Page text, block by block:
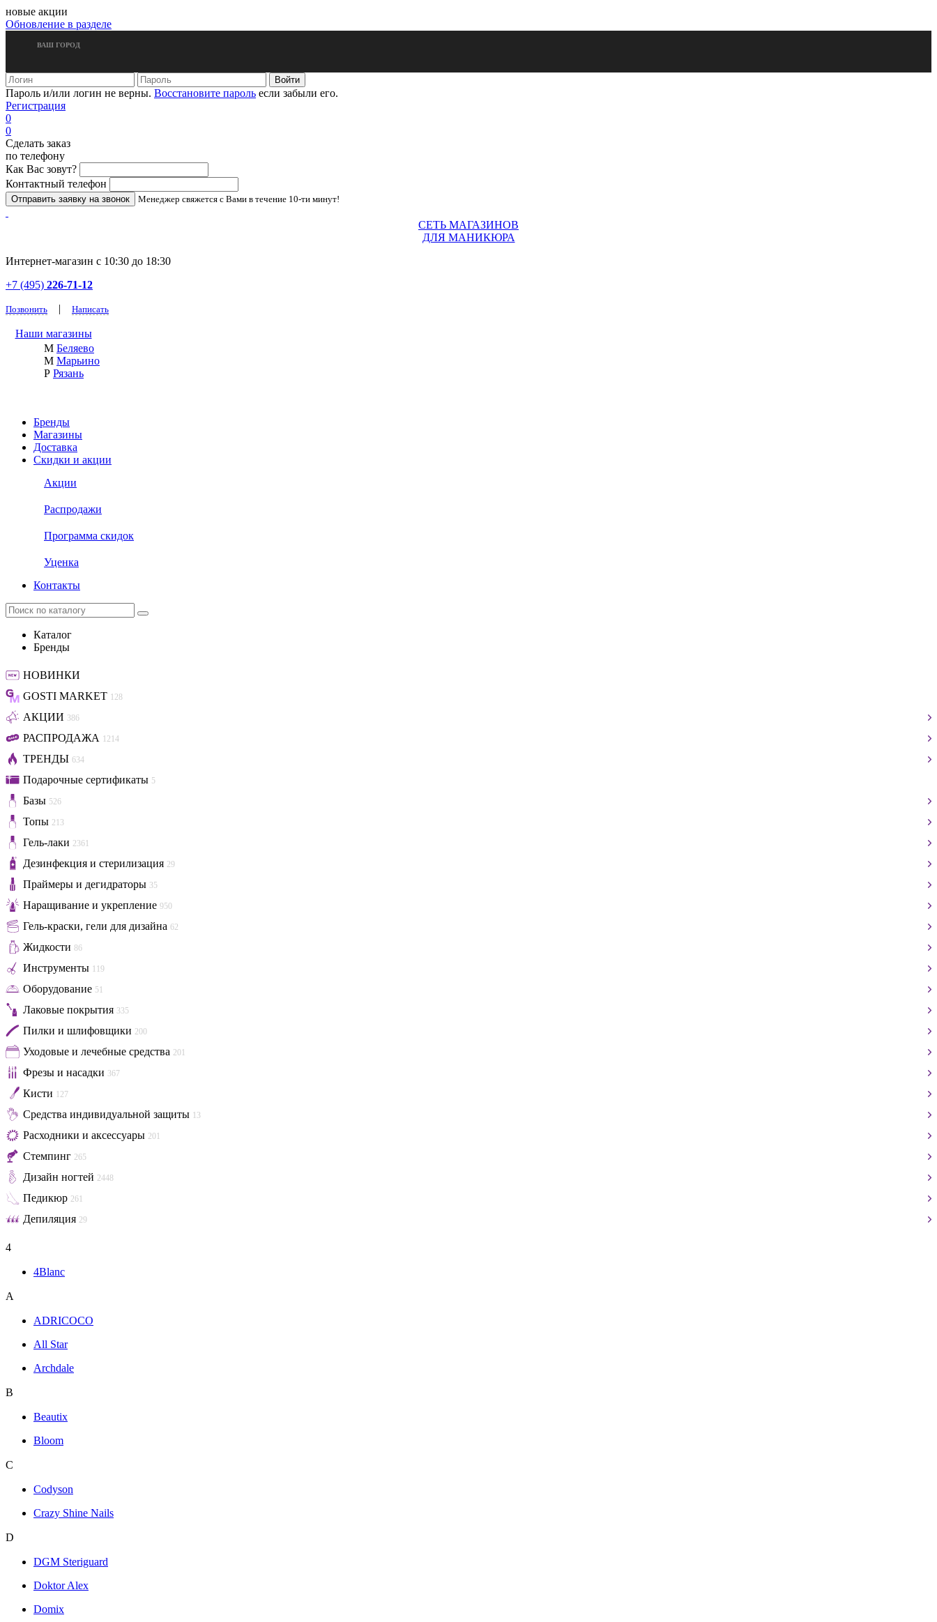
новые акции
Обновление в разделе
ВАШ ГОРОД
Пароль и/или логин не верны. Восстановите пароль если забыли его.
Регистрация
0
0
Сделать заказ
по телефону
Как Вас зовут?
Контактный телефон
Менеджер свяжется с Вами в течение 10-ти минут!
СЕТЬ МАГАЗИНОВ
ДЛЯ МАНИКЮРА
Интернет-магазин с 10:30 до 18:30
+7 (495) 226-71-12
Позвонить | Написать
Наши магазины
М Беляево
М Марьино
Р Рязань
Бренды
Магазины
Доставка
Скидки и акции
Акции
Распродажи
Программа скидок
Уценка
Контакты
Каталог
Бренды
НОВИНКИ
GOSTI MARKET 128
АКЦИИ 386
РАСПРОДАЖА 1214
ТРЕНДЫ 634
Подарочные сертификаты 5
Базы 526
Топы 213
Гель-лаки 2361
Дезинфекция и стерилизация 29
Праймеры и дегидраторы 35
Наращивание и укрепление 950
Гель-краски, гели для дизайна 62
Жидкости 86
Инструменты 119
Оборудование 51
Лаковые покрытия 335
Пилки и шлифовщики 200
Уходовые и лечебные средства 201
Фрезы и насадки 367
Кисти 127
Средства индивидуальной защиты 13
Расходники и аксессуары 201
Стемпинг 265
Дизайн ногтей 2448
Педикюр 261
Депиляция 29
4
4Blanc
A
ADRICOCO
All Star
Archdale
B
Beautix
Bloom
C
Codyson
Crazy Shine Nails
D
DGM Steriguard
Doktor Alex
Domix